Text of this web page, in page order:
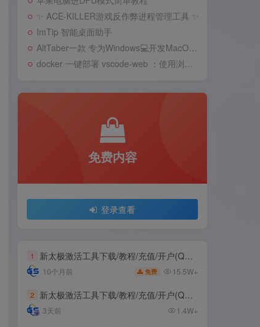
✨ ACE-KILLER游戏反作弊进程管理工具 ✨
ImTip 智能桌面助手
AltTaber一款 专为Windows💻️开发MacOS 风格的窗口/应用切换器
docker 一键部署 vscode-web ：使用浏览器远程开发
免费内容
登录查看
1 新太极激活工具下载/教程/充值/开户(QQ交流群号749113977)
10个月前 免费 15.5W+
2 新太极激活工具下载/教程/充值/开户(QQ交流群号:523943346)
3天前 1.4W+